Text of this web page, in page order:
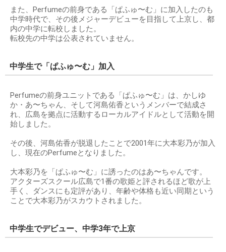
また、Perfumeの前身である「ぱふゅ〜む」に加入したのも
中学時代で、その後メジャーデビューを目指して上京し、都
内の中学に転校しました。
転校先の中学は公表されていません。
中学生で「ぱふゅ〜む」加入
Perfumeの前身ユニットである「ぱふゅ〜む」は、かしゆ
か・あ〜ちゃん、そして河島佑香というメンバーで結成さ
れ、広島を拠点に活動するローカルアイドルとして活動を開
始しました。
その後、河島佑香が脱退したことで2001年に大本彩乃が加入
し、現在のPerfumeとなりました。
大本彩乃を「ぱふゅ〜む」に誘ったのはあ〜ちゃんです。
アクターズスクール広島で1番の歌姫と評されるほど歌が上
手く、ダンスにも定評があり、年齢や体格も近い同期という
ことで大本彩乃がスカウトされました。
中学生でデビュー、中学3年で上京